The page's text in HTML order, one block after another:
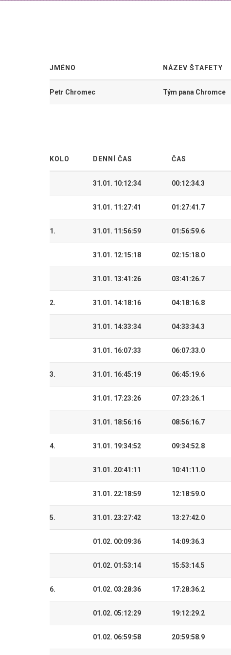
JMÉNO NÁZEV ŠTAFETY
Petr Chromec Tým pana Chromce
KOLO DENNÍ ČAS ČAS
31.01. 10:12:34 00:12:34.3
31.01. 11:27:41 01:27:41.7
1. 31.01. 11:56:59 01:56:59.6
31.01. 12:15:18 02:15:18.0
31.01. 13:41:26 03:41:26.7
2. 31.01. 14:18:16 04:18:16.8
31.01. 14:33:34 04:33:34.3
31.01. 16:07:33 06:07:33.0
3. 31.01. 16:45:19 06:45:19.6
31.01. 17:23:26 07:23:26.1
31.01. 18:56:16 08:56:16.7
4. 31.01. 19:34:52 09:34:52.8
31.01. 20:41:11 10:41:11.0
31.01. 22:18:59 12:18:59.0
5. 31.01. 23:27:42 13:27:42.0
01.02. 00:09:36 14:09:36.3
01.02. 01:53:14 15:53:14.5
6. 01.02. 03:28:36 17:28:36.2
01.02. 05:12:29 19:12:29.2
01.02. 06:59:58 20:59:58.9